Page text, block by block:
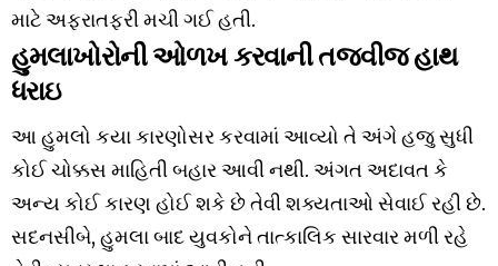
માટે અફરાતફરી મચી ગઈ હતી.
હુમલાખોરોની ઓળખ કરવાની તજવીજ હાથ
ધરાઇ
આ હુમલો કયા કારણોસર કરવામાં આવ્યો તે અંગે હજુ સુધી
કોઈ ચોક્કસ માહિતી બહાર આવી નથી. અંગત અદાવત કે
અન્ય કોઈ કારણ હોઈ શકે છે તેવી શક્યતાઓ સેવાઈ રહી છે.
સદનસીબે, હુમલા બાદ યુવકોને તાત્કાલિક સારવાર મળી રહે